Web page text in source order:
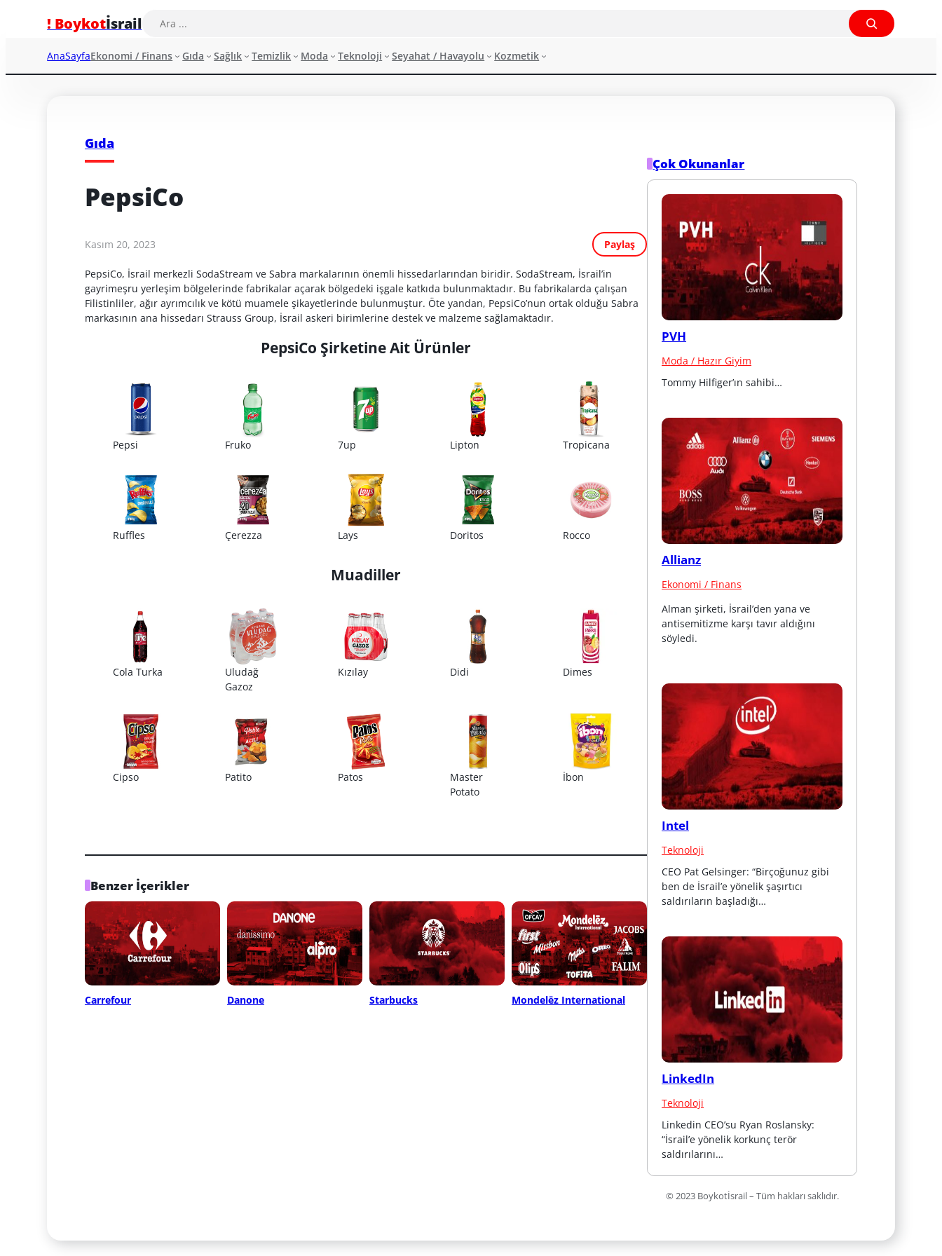
! Boykotİsrail
AnaSayfaEkonomi / Finans Gıda Sağlık Temizlik Moda Teknoloji Seyahat / Havayolu Kozmetik
Gıda
PepsiCo
Kasım 20, 2023 Paylaş
PepsiCo, İsrail merkezli SodaStream ve Sabra markalarının önemli hissedarlarından biridir. SodaStream, İsrail’in
gayrimeşru yerleşim bölgelerinde fabrikalar açarak bölgedeki işgale katkıda bulunmaktadır. Bu fabrikalarda çalışan
Filistinliler, ağır ayrımcılık ve kötü muamele şikayetlerinde bulunmuştur. Öte yandan, PepsiCo’nun ortak olduğu Sabra
markasının ana hissedarı Strauss Group, İsrail askeri birimlerine destek ve malzeme sağlamaktadır.
PepsiCo Şirketine Ait Ürünler
Pepsi Fruko 7up Lipton Tropicana
Ruffles Çerezza Lays Doritos Rocco
Muadiller
Cola Turka
Uludağ
Gazoz
Kızılay Didi Dimes
Cipso Patito Patos
Master
Potato
İbon
Benzer İçerikler
Carrefour Danone Starbucks Mondelēz International
Çok Okunanlar
PVH
Moda / Hazır Giyim
Tommy Hilfiger’ın sahibi…
Allianz
Ekonomi / Finans
Alman şirketi, İsrail’den yana ve
antisemitizme karşı tavır aldığını
söyledi.
Intel
Teknoloji
CEO Pat Gelsinger: “Birçoğunuz gibi
ben de İsrail’e yönelik şaşırtıcı
saldırıların başladığı…
LinkedIn
Teknoloji
Linkedin CEO’su Ryan Roslansky:
“İsrail’e yönelik korkunç terör
saldırılarını…
© 2023 Boykotİsrail – Tüm hakları saklıdır.